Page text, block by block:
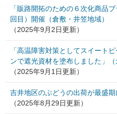
「販路開拓のための６次化商品
回目）開催（倉敷・井笠地域）
（2025年9月2日更新）
「高温障害対策としてスイート
ンで遮光資材を塗布しました」（
（2025年9月1日更新）
吉井地区のぶどうの出荷が最盛期
（2025年8月29日更新）